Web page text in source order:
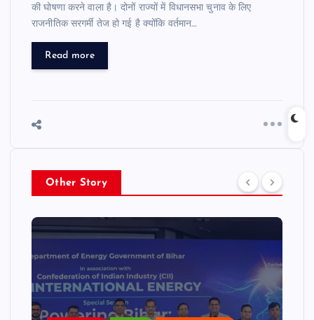
की घोषणा करने वाला है। दोनों राज्यों में विधानसभा चुनाव के लिए
राजनीतिक सरगर्मी तेज हो गई है क्योंकि वर्तमान…
Read more
Other Story